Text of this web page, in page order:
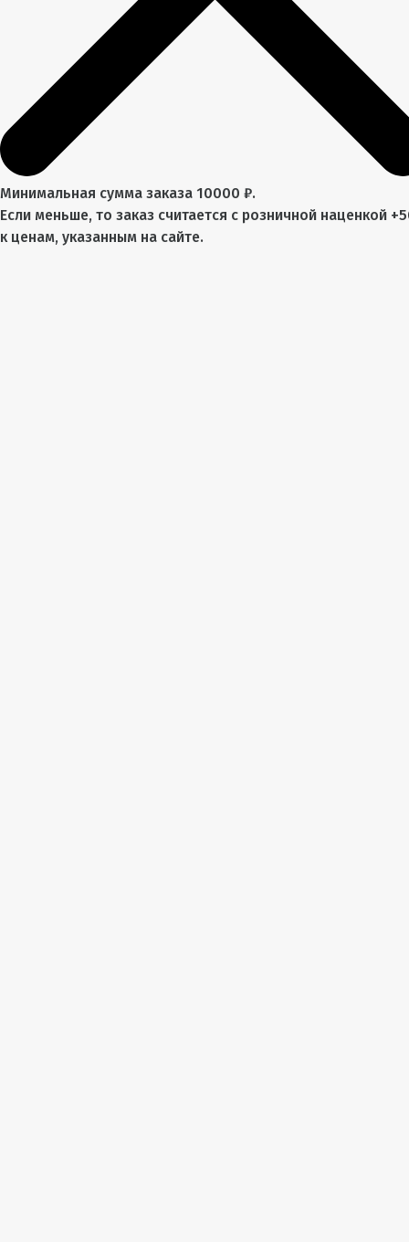
Минимальная сумма заказа 10000 ₽.
Если меньше, то заказ считается с розничной наценкой
к ценам, указанным на сайте.